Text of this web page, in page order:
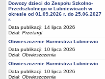
Dowozy dzieci do Zespołu Szkolno-
Przedszkolnego w Lubniewicach w
okresie od 01.09.2026 r. do 25.06.2027
r.
Data publikacji: 14 lipca 2026
Dział: Przetargi
Obwieszczenie Burmistrza Lubniewic
Data publikacji: 10 lipca 2026
Dział: Obwieszczenia
Obwieszczenie Burmistrza Lubniewic
Data publikacji: 10 lipca 2026
Dział: Obwieszczenia